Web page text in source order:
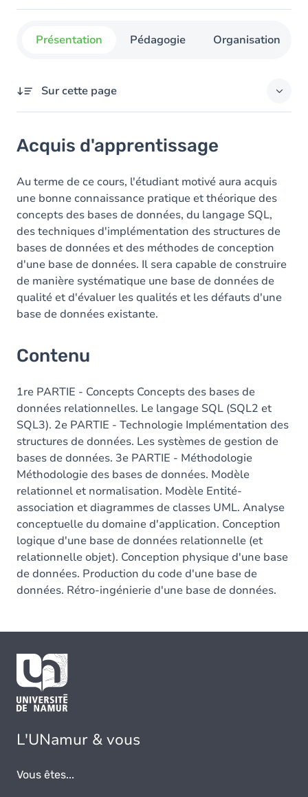
Présentation Pédagogie Organisation
Sur cette page
Contenu
Acquis d'apprentissage
Au terme de ce cours, l'étudiant motivé aura acquis
une bonne connaissance pratique et théorique des
concepts des bases de données, du langage SQL,
des techniques d'implémentation des structures de
bases de données et des méthodes de conception
d'une base de données. Il sera capable de construire
de manière systématique une base de données de
qualité et d'évaluer les qualités et les défauts d'une
base de données existante.
Contenu
1re PARTIE - Concepts Concepts des bases de
données relationnelles. Le langage SQL (SQL2 et
SQL3). 2e PARTIE - Technologie Implémentation des
structures de données. Les systèmes de gestion de
bases de données. 3e PARTIE - Méthodologie
Méthodologie des bases de données. Modèle
relationnel et normalisation. Modèle Entité-
association et diagrammes de classes UML. Analyse
conceptuelle du domaine d'application. Conception
logique d'une base de données relationnelle (et
relationnelle objet). Conception physique d'une base
de données. Production du code d'une base de
données. Rétro-ingénierie d'une base de données.
L'UNamur & vous
Vous êtes...